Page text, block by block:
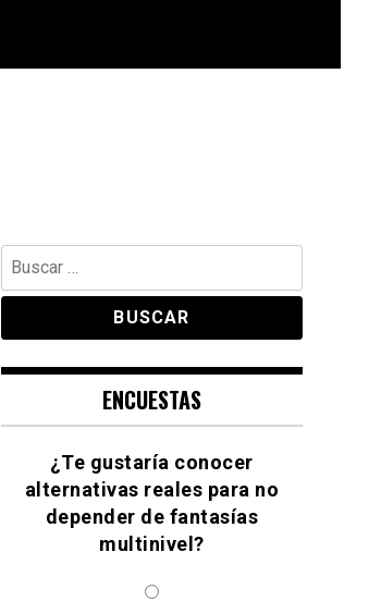
Buscar:
ENCUESTAS
¿Te gustaría conocer
alternativas reales para no
depender de fantasías
multinivel?